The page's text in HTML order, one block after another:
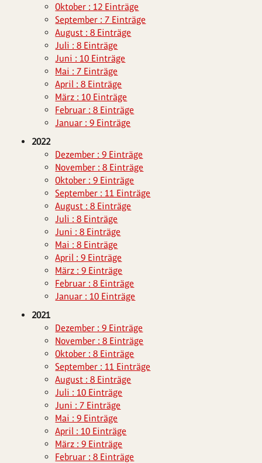
Oktober : 12 Einträge
September : 7 Einträge
August : 8 Einträge
Juli : 8 Einträge
Juni : 10 Einträge
Mai : 7 Einträge
April : 8 Einträge
März : 10 Einträge
Februar : 8 Einträge
Januar : 9 Einträge
2022
Dezember : 9 Einträge
November : 8 Einträge
Oktober : 9 Einträge
September : 11 Einträge
August : 8 Einträge
Juli : 8 Einträge
Juni : 8 Einträge
Mai : 8 Einträge
April : 9 Einträge
März : 9 Einträge
Februar : 8 Einträge
Januar : 10 Einträge
2021
Dezember : 9 Einträge
November : 8 Einträge
Oktober : 8 Einträge
September : 11 Einträge
August : 8 Einträge
Juli : 10 Einträge
Juni : 7 Einträge
Mai : 9 Einträge
April : 10 Einträge
März : 9 Einträge
Februar : 8 Einträge